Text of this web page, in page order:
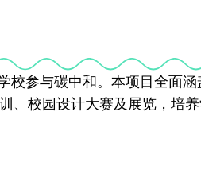
校参与碳中和。本项目全面
、校园设计大赛及展览，培